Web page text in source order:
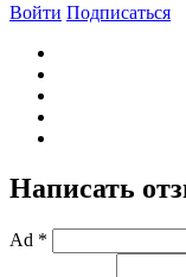
Войти Подписаться
Написать
Ad *